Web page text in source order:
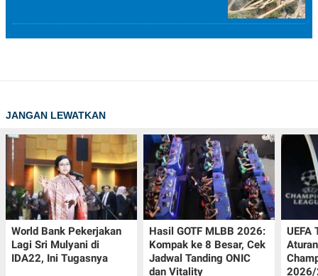
JANGAN LEWATKAN
World Bank Pekerjakan
Lagi Sri Mulyani di
IDA22, Ini Tugasnya
Hasil GOTF MLBB 2026:
Kompak ke 8 Besar, Cek
Jadwal Tanding ONIC
dan Vitality
UEFA
2026/